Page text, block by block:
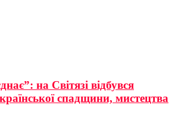
на Світязі відбувся
спадщини, мистецтва